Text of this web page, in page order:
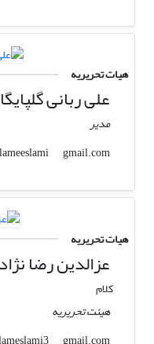
هیات تحریریه
علی ربانی
مدیر
kalameeslami
gmail.com
هیات تحریریه
عزالدین رضا نژاد
کلام
هیئت تحریریه